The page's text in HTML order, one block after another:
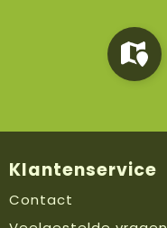
Klantenservice
Contact